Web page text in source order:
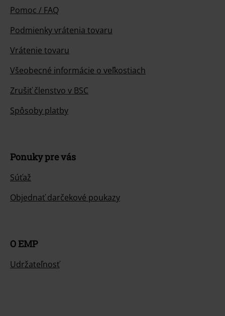
Pomoc / FAQ
Podmienky vrátenia tovaru
Vrátenie tovaru
Všeobecné informácie o veľkostiach
Zrušiť členstvo v BSC
Spôsoby platby
Ponuky pre vás
Súťaž
Objednať darčekové poukazy
O EMP
Udržateľnosť